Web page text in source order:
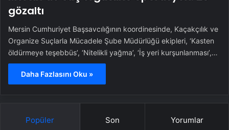
gözaltı
Mersin Cumhuriyet Başsavcılığının koordinesinde, Kaçakçılık ve
Organize Suçlarla Mücadele Şube Müdürlüğü ekipleri, ‘Kasten
öldürmeye teşebbüs’, ‘Nitelikli yağma’, ‘İş yeri kurşunlanması’,…
Daha Fazlasını Oku »
Popüler Son Yorumlar